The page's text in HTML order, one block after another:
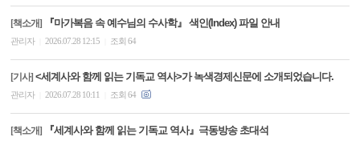
[책소개] 『마가복음 속 예수님의 수사학』 색인(Index) 파일 안내
관리자 2026.07.28 12:15 조회 64
[기사] <세계사와 함께 읽는 기독교 역사>가 녹색경제신문에 소개되었습니다.
관리자 2026.07.28 10:11 조회 64
[책소개] 『세계사와 함께 읽는 기독교 역사』극동방송 초대석